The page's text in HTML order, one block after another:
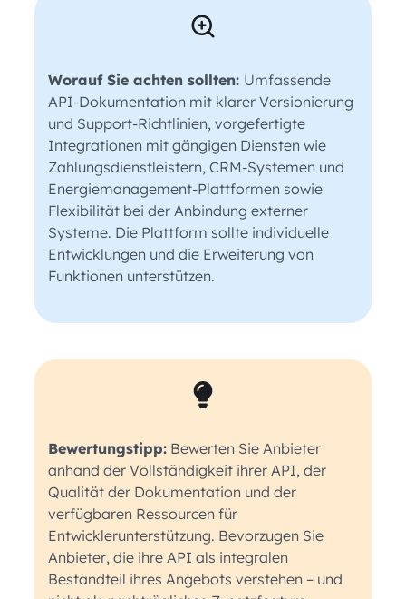
Worauf Sie achten sollten: Umfassende
API-Dokumentation mit klarer Versionierung
und Support-Richtlinien, vorgefertigte
Integrationen mit gängigen Diensten wie
Zahlungsdienstleistern, CRM-Systemen und
Energiemanagement-Plattformen sowie
Flexibilität bei der Anbindung externer
Systeme. Die Plattform sollte individuelle
Entwicklungen und die Erweiterung von
Funktionen unterstützen.
Bewertungstipp: Bewerten Sie Anbieter
anhand der Vollständigkeit ihrer API, der
Qualität der Dokumentation und der
verfügbaren Ressourcen für
Entwicklerunterstützung. Bevorzugen Sie
Anbieter, die ihre API als integralen
Bestandteil ihres Angebots verstehen – und